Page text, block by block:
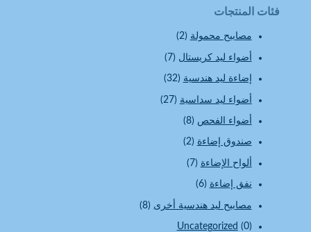
فئات المنتجات
مصابيح محمولة (2)
أضواء ليد كريستال (7)
إضاءة ليد هندسية (32)
أضواء ليد سداسية (27)
أضواء الفحص (8)
صندوق إضاءة (2)
ألواح الإضاءة (7)
نفق إضاءة (6)
مصابيح ليد هندسية أخرى (8)
Uncategorized (0)